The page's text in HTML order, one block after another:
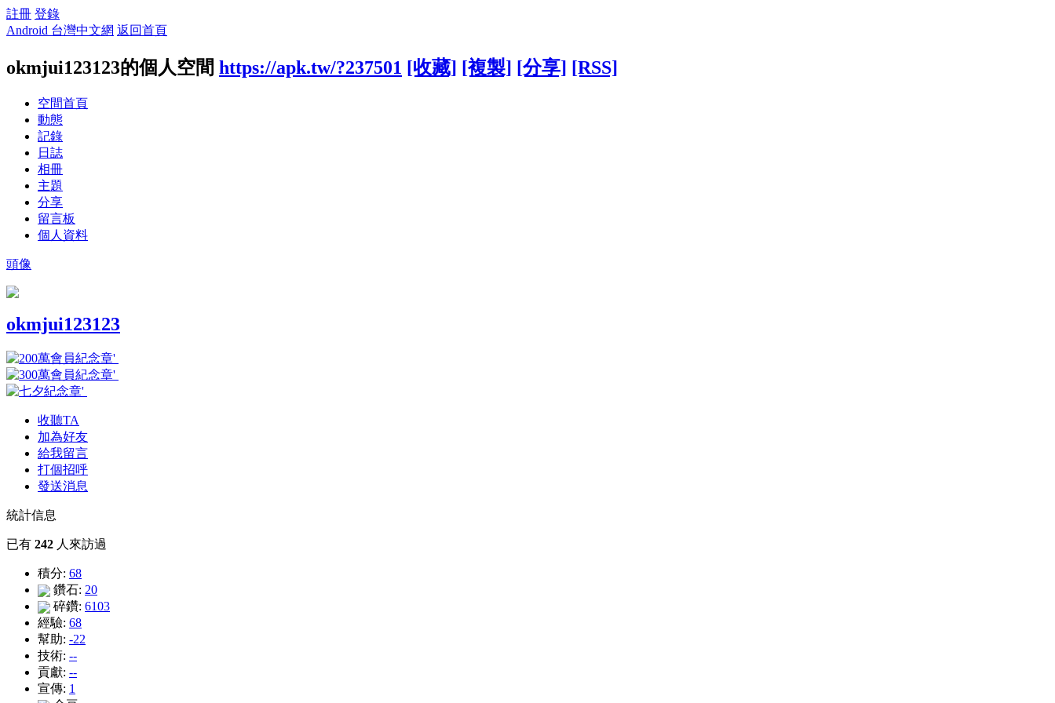
註冊 登錄
Android 台灣中文網 返回首頁
okmjui123123的個人空間 https://apk.tw/?237501 [收藏] [複製] [分享] [RSS]
空間首頁
動態
記錄
日誌
相冊
主題
分享
留言板
個人資料
頭像
okmjui123123
收聽TA
加為好友
給我留言
打個招呼
發送消息
統計信息
已有 242 人來訪過
積分: 68
鑽石: 20
碎鑽: 6103
經驗: 68
幫助: -22
技術: --
貢獻: --
宣傳: 1